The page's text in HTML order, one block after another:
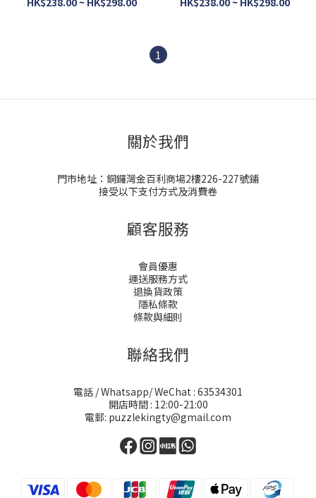
1
關於我們
門市地址：銅鑼灣金百利商場2樓226-227號鋪
接受以下支付方式及消費卷
顧客服務
會員優惠
運送服務方式
退換貨政策
隱私條款
條款與細則
聯絡我們
電話 / Whatsapp/ WeChat : 63534301
開店時間 : 12:00-21:00
電郵: puzzlekingty@gmail.com